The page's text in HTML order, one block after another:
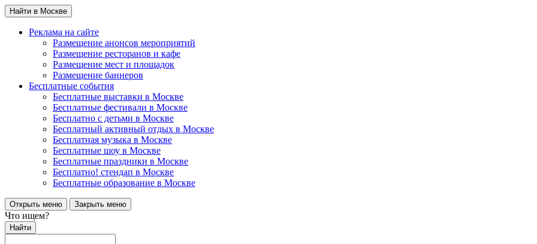
Найти в Москве
Реклама на сайте
Размещение анонсов мероприятий
Размещение ресторанов и кафе
Размещение мест и площадок
Размещение баннеров
Бесплатные события
Бесплатные выставки в Москве
Бесплатные фестивали в Москве
Бесплатно с детьми в Москве
Бесплатный активный отдых в Москве
Бесплатная музыка в Москве
Бесплатные шоу в Москве
Бесплатные праздники в Москве
Бесплатно! стендап в Москве
Бесплатные образование в Москве
Открыть меню Закрыть меню
Что ищем?
Найти